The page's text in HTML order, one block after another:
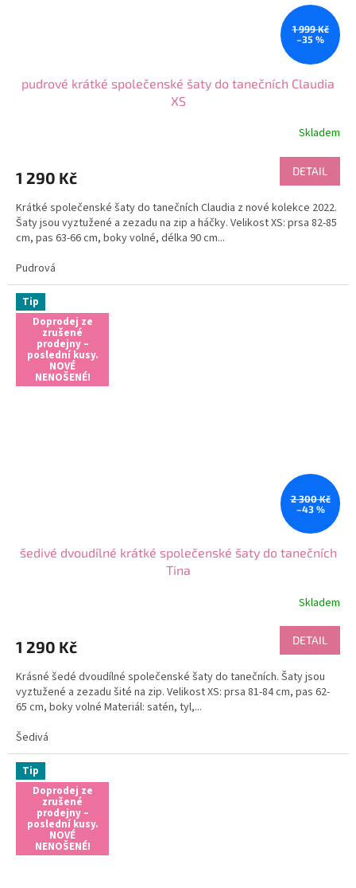
1 999 Kč
–35 %
pudrové krátké společenské šaty do tanečních Claudia
XS
Skladem
1 290 Kč DETAIL
Krátké společenské šaty do tanečních Claudia z nové kolekce 2022.
Šaty jsou vyztužené a zezadu na zip a háčky. Velikost XS: prsa 82-85
cm, pas 63-66 cm, boky volné, délka 90 cm...
Pudrová
Tip
Doprodej ze
zrušené
prodejny –
poslední kusy.
NOVÉ
NENOŠENÉ!
2 300 Kč
–43 %
šedivé dvoudílné krátké společenské šaty do tanečních
Tina
Skladem
1 290 Kč DETAIL
Krásné šedé dvoudílné společenské šaty do tanečních. Šaty jsou
vyztužené a zezadu šité na zip. Velikost XS: prsa 81-84 cm, pas 62-
65 cm, boky volné Materiál: satén, tyl,...
Šedivá
Tip
Doprodej ze
zrušené
prodejny –
poslední kusy.
NOVÉ
NENOŠENÉ!